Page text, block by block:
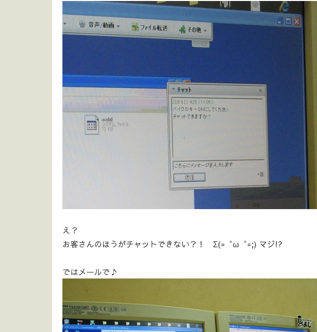
え？
お客さんのほうがチャットできない？！ Σ(=゜ω゜=;) マジ!?
ではメールで♪